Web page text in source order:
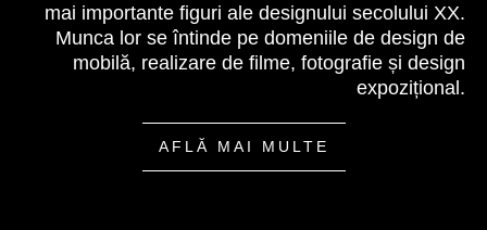
mai importante figuri ale designului secolului XX.
Munca lor se întinde pe domeniile de design de
mobilă, realizare de filme, fotografie și design
expozițional.
AFLĂ MAI MULTE